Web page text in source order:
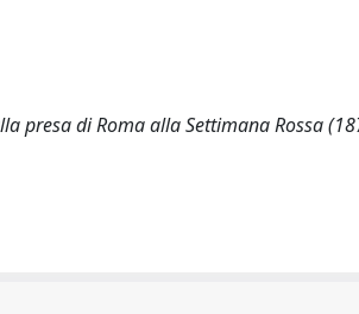
presa di Roma alla Settimana Rossa